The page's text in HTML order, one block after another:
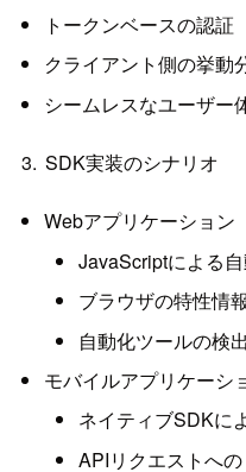
トークンベースの認証
クライアント側の挙動
シームレスなユーザー
SDK実装のシナリオ
Webアプリケーション
JavaScriptによる
ブラウザの特性情
自動化ツールの検出
モバイルアプリケーシ
ネイティブSDKに
APIリクエストへ